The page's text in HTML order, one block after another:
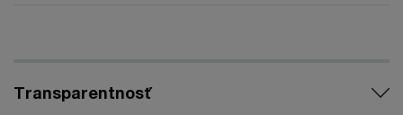
Transparentnosť